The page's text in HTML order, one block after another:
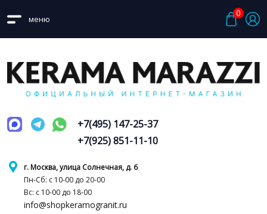
меню
0
г. Москва, улица Солнечная, д. 6
Пн-Сб: с 10-00 до 20-00
Вс: с 10-00 до 18-00
info@shopkeramogranit.ru
+7(495) 147-25-37
+7(925) 851-11-10